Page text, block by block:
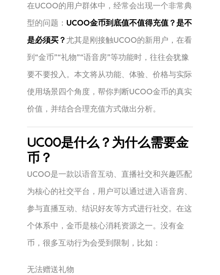
在UCOO的用户群体中，经常会出现一个非常典
型的问题： UCOO金币到底值不值得充值？是不
是必须买？ 尤其是刚接触UCOO的新用户，在看
到“金币”“礼物”“语音房”等功能时，往往会犹豫
要不要投入。本文将从功能、体验、价格与实际
使用场景四个角度，帮你判断UCOO金币的真实
价值，并结合合理充值方式做出分析。
UCOO是什么？为什么需要金
币？
UCOO是一款以语音互动、直播社交和兴趣匹配
为核心的社交平台，用户可以通过进入语音房、
参与直播互动、结识好友等方式进行社交。在这
个体系中，金币是核心消耗资源之一。没有金
币，很多互动行为会受到限制，比如：
无法赠送礼物